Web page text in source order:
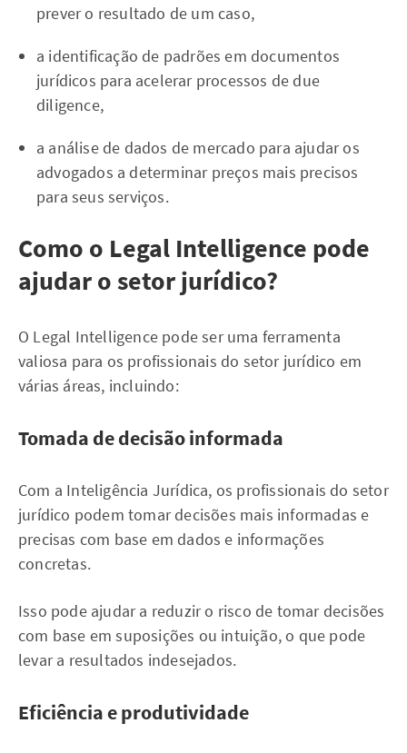
prever o resultado de um caso,
a identificação de padrões em documentos
jurídicos para acelerar processos de due
diligence,
a análise de dados de mercado para ajudar os
advogados a determinar preços mais precisos
para seus serviços.
Como o Legal Intelligence pode
ajudar o setor jurídico?
O Legal Intelligence pode ser uma ferramenta
valiosa para os profissionais do setor jurídico em
várias áreas, incluindo:
Tomada de decisão informada
Com a Inteligência Jurídica, os profissionais do setor
jurídico podem tomar decisões mais informadas e
precisas com base em dados e informações
concretas.
Isso pode ajudar a reduzir o risco de tomar decisões
com base em suposições ou intuição, o que pode
levar a resultados indesejados.
Eficiência e produtividade